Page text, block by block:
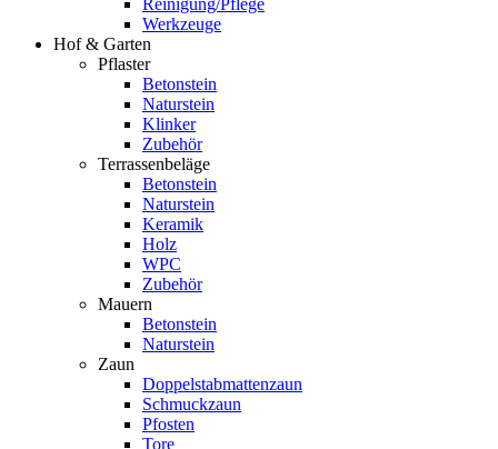
Reinigung/Pflege
Werkzeuge
Hof & Garten
Pflaster
Betonstein
Naturstein
Klinker
Zubehör
Terrassenbeläge
Betonstein
Naturstein
Keramik
Holz
WPC
Zubehör
Mauern
Betonstein
Naturstein
Zaun
Doppelstabmattenzaun
Schmuckzaun
Pfosten
Tore